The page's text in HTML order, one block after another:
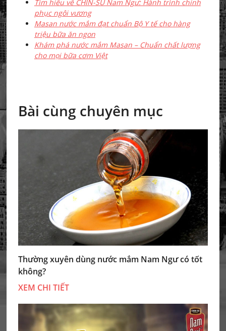
Tìm hiểu về CHIN-SU Nam Ngư: Hành trình chinh
phục ngôi vương
Masan nước mắm đạt chuẩn Bộ Y tế cho hàng
triệu bữa ăn ngon
Khám phá nước mắm Masan – Chuẩn chất lượng
cho mọi bữa cơm Việt
Bài cùng chuyên mục
Thường xuyên dùng nước mắm Nam Ngư có tốt
không?
XEM CHI TIẾT